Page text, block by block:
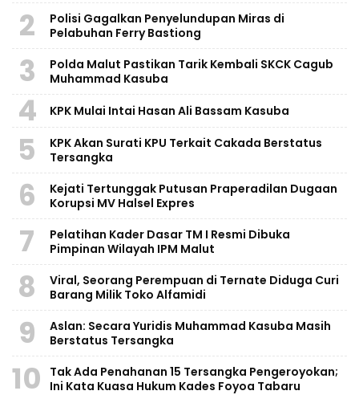
2
Polisi Gagalkan Penyelundupan Miras di
Pelabuhan Ferry Bastiong
3
Polda Malut Pastikan Tarik Kembali SKCK Cagub
Muhammad Kasuba
4 KPK Mulai Intai Hasan Ali Bassam Kasuba
5
KPK Akan Surati KPU Terkait Cakada Berstatus
Tersangka
6
Kejati Tertunggak Putusan Praperadilan Dugaan
Korupsi MV Halsel Expres
7
Pelatihan Kader Dasar TM I Resmi Dibuka
Pimpinan Wilayah IPM Malut
8
Viral, Seorang Perempuan di Ternate Diduga Curi
Barang Milik Toko Alfamidi
9
Aslan: Secara Yuridis Muhammad Kasuba Masih
Berstatus Tersangka
10
Tak Ada Penahanan 15 Tersangka Pengeroyokan;
Ini Kata Kuasa Hukum Kades Foyoa Tabaru